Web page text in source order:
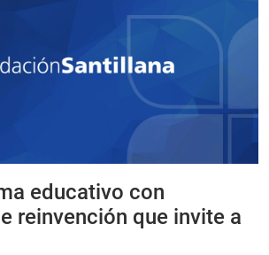
educativo con
reinvención que invite a